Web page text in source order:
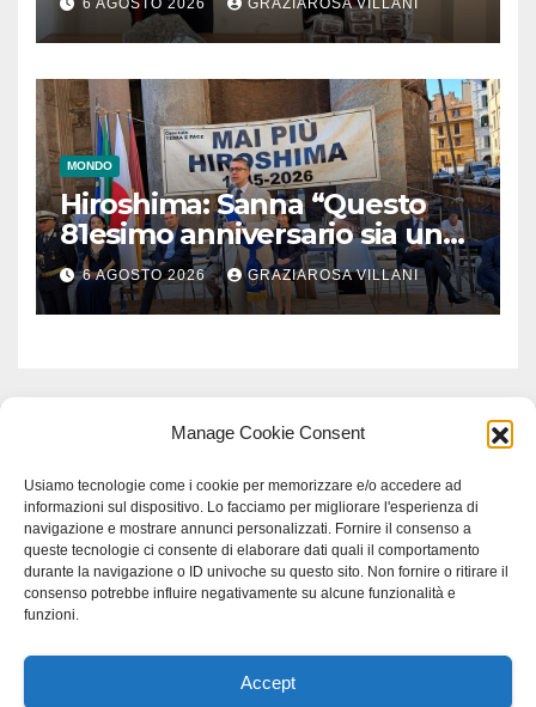
Manage Cookie Consent
Usiamo tecnologie come i cookie per memorizzare e/o accedere ad
informazioni sul dispositivo. Lo facciamo per migliorare l'esperienza di
navigazione e mostrare annunci personalizzati. Fornire il consenso a
queste tecnologie ci consente di elaborare dati quali il comportamento
durante la navigazione o ID univoche su questo sito. Non fornire o ritirare il
consenso potrebbe influire negativamente su alcune funzionalità e
funzioni.
Accept
6 AGOSTO 2026 GRAZIAROSA VILLANI
MONDO
Hiroshima: Sanna “Questo
81esimo anniversario sia un
monito per tutti”
6 AGOSTO 2026 GRAZIAROSA VILLANI
Proudly powered by WordPress|Tema: Newspaperex di